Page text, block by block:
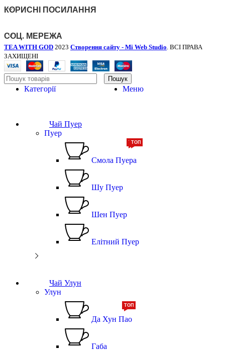
КОРИСНІ ПОСИЛАННЯ
СОЦ. МЕРЕЖА
TEA WITH GOD 2023 Створення сайту - Mi Web Studio . ВСІ ПРАВА
ЗАХИЩЕНІ
Пошук
Меню
Категорії
Чай Пуер
Пуер
Смола Пуера
ТОП
Шу Пуер
Шен Пуер
Елітний Пуер
ТОП
Чай Улун
Улун
Да Хун Пао
ТОП
Габа